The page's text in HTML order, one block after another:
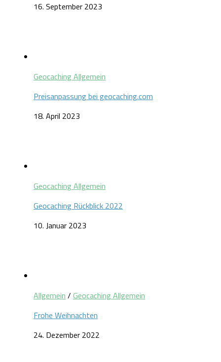
16. September 2023
Geocaching Allgemein
Preisanpassung bei geocaching.com
18. April 2023
Geocaching Allgemein
Geocaching Rückblick 2022
10. Januar 2023
Allgemein / Geocaching Allgemein
Frohe Weihnachten
24. Dezember 2022